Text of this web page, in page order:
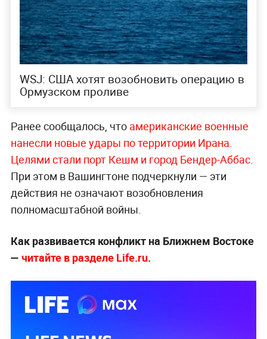
WSJ: США хотят возобновить операцию в
Ормузском проливе
Ранее сообщалось, что американские военные
нанесли новые удары по территории Ирана.
Целями стали порт Кешм и город Бендер-Аббас.
При этом в Вашингтоне подчеркнули — эти
действия не означают возобновления
полномасштабной войны.
Как развивается конфликт на Ближнем Востоке
— читайте в разделе Life.ru.